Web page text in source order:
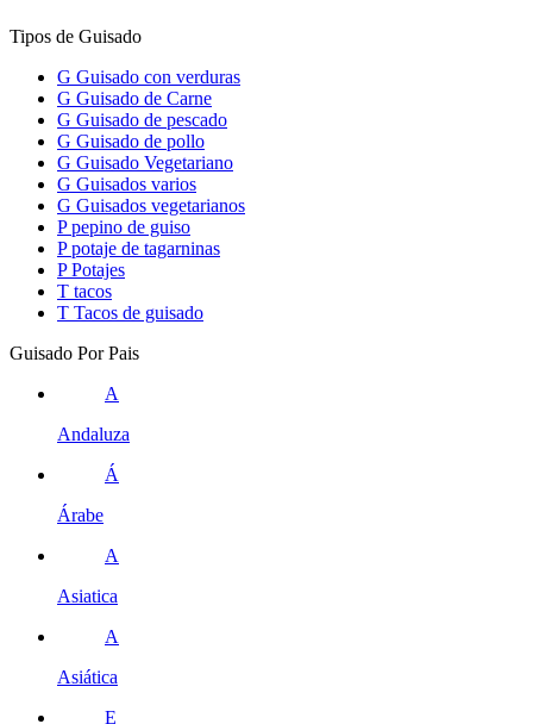
Tipos de Guisado
G Guisado con verduras
G Guisado de Carne
G Guisado de pescado
G Guisado de pollo
G Guisado Vegetariano
G Guisados varios
G Guisados vegetarianos
P pepino de guiso
P potaje de tagarninas
P Potajes
T tacos
T Tacos de guisado
Guisado Por Pais
A
Andaluza
Á
Árabe
A
Asiatica
A
Asiática
E